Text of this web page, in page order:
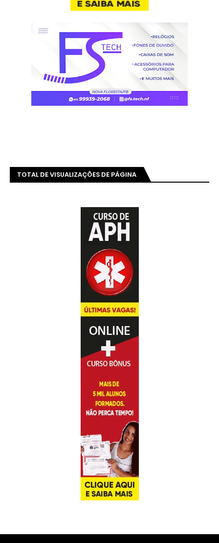
TOTAL DE VISUALIZAÇÕES DE PÁGINA